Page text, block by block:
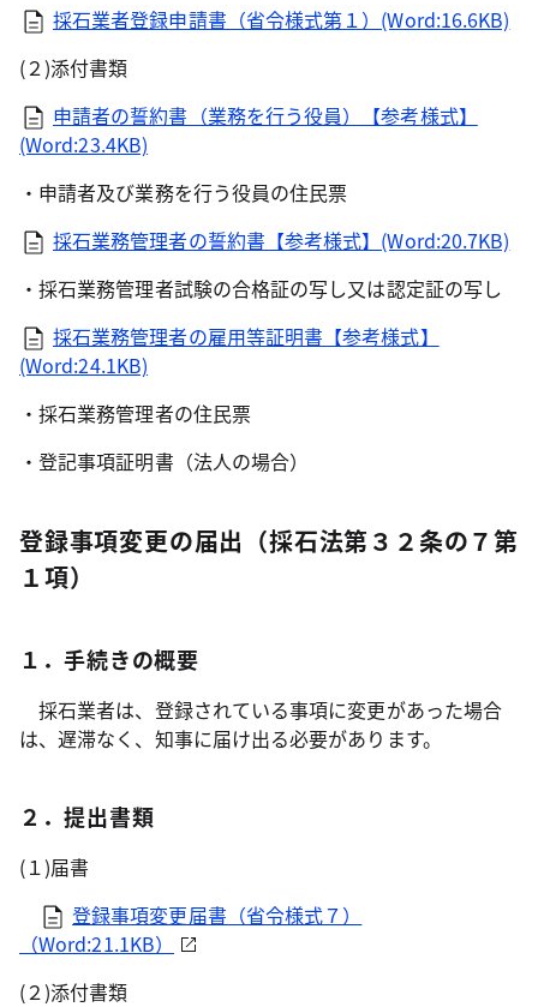
採石業者登録申請書（省令様式第１）(Word:16.6KB)
(２)添付書類
申請者の誓約書（業務を行う役員）【参考様式】
(Word:23.4KB)
・申請者及び業務を行う役員の住民票
採石業務管理者の誓約書【参考様式】(Word:20.7KB)
・採石業務管理者試験の合格証の写し又は認定証の写し
採石業務管理者の雇用等証明書【参考様式】
(Word:24.1KB)
・採石業務管理者の住民票
・登記事項証明書（法人の場合）
登録事項変更の届出（採石法第３２条の７第
１項）
１．手続きの概要
採石業者は、登録されている事項に変更があった場合
は、遅滞なく、知事に届け出る必要があります。
２．提出書類
(１)届書
登録事項変更届書（省令様式７）
（Word:21.1KB）
(２)添付書類